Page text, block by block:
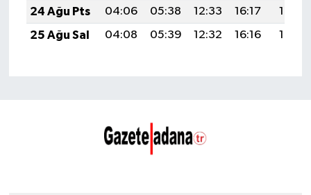
24 Ağu Pts
04:06 05:38 12:33 16:17
19:17
25 Ağu Sal
04:08 05:39 12:32 16:16 19:16